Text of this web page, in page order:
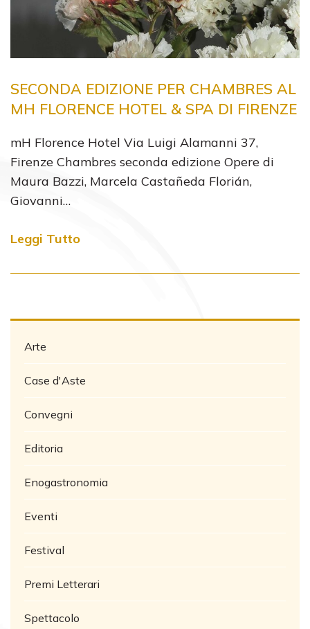
SECONDA EDIZIONE PER CHAMBRES AL
MH FLORENCE HOTEL & SPA DI FIRENZE
mH Florence Hotel Via Luigi Alamanni 37,
Firenze Chambres seconda edizione Opere di
Maura Bazzi, Marcela Castañeda Florián,
Giovanni…
Leggi Tutto
Arte
Case d'Aste
Convegni
Editoria
Enogastronomia
Eventi
Festival
Premi Letterari
Spettacolo